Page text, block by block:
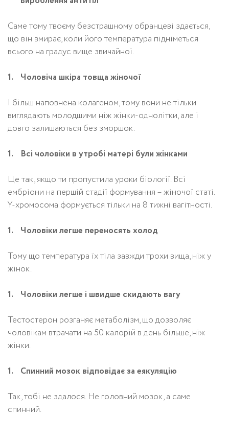
Саме тому твоєму безстрашному обранцеві здається,
що він вмирає, коли його температура підніметься
всього на градус вище звичайної.
Чоловіча шкіра товща жіночої
І більш наповнена колагеном, тому вони не тільки
виглядають молодшими ніж жінки-однолітки, але і
довго залишаються без зморшок.
Всі чоловіки в утробі матері були жінками
Це так, якщо ти пропустила уроки біології. Всі
ембріони на першій стадії формування – жіночої статі.
Y-хромосома формується тільки на 8 тижні вагітності.
Чоловіки легше переносять холод
Тому що температура їх тіла завжди трохи вища, ніж у
жінок.
Чоловіки легше і швидше скидають вагу
Тестостерон розганяє метаболізм, що дозволяє
чоловікам втрачати на 50 калорій в день більше, ніж
жінки.
Спинний мозок відповідає за еякуляцію
Так, тобі не здалося. Не головний мозок, а саме
спинний.